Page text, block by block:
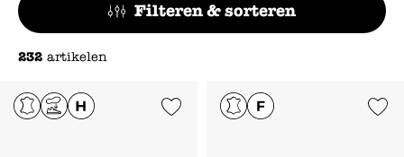
Filteren & sorteren
232 artikelen
Add to Wishlist Add to